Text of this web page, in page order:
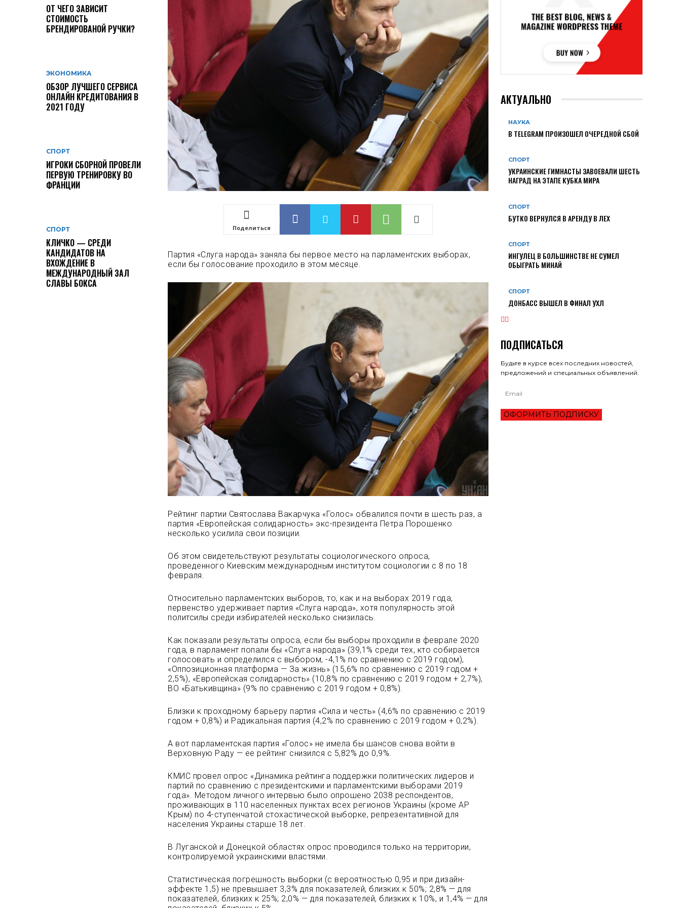
ОТ ЧЕГО ЗАВИСИТ
СТОИМОСТЬ
БРЕНДИРОВАНОЙ РУЧКИ?
ЭКОНОМИКА
ОБЗОР ЛУЧШЕГО СЕРВИСА
ОНЛАЙН КРЕДИТОВАНИЯ В
2021 ГОДУ
СПОРТ
ИГРОКИ СБОРНОЙ ПРОВЕЛИ
ПЕРВУЮ ТРЕНИРОВКУ ВО
ФРАНЦИИ
СПОРТ
КЛИЧКО — СРЕДИ
КАНДИДАТОВ НА
ВХОЖДЕНИЕ В
МЕЖДУНАРОДНЫЙ ЗАЛ
СЛАВЫ БОКСА
Поделиться
Партия «Слуга народа» заняла бы первое место на парламентских выборах,
если бы голосование проходило в этом месяце.
Рейтинг партии Святослава Вакарчука «Голос» обвалился почти в шесть раз, а
партия «Европейская солидарность» экс-президента Петра Порошенко
несколькоусилила свои позиции.
Об этом свидетельствуют результаты социологического опроса,
проведенного Киевским международным институтом социологии с 8 по 18
февраля.
Относительно парламентских выборов, то, как и на выборах 2019 года,
первенство удерживает партия «Слуга народа», хотя популярность этой
политсилы среди избирателей несколько снизилась.
Как показали результаты опроса, если бы выборы проходили в феврале 2020
года, в парламент попали бы «Слуга народа» (39,1% среди тех, кто собирается
голосовать и определился с выбором, -4,1% по сравнению с 2019 годом),
«Оппозиционная платформа — За жизнь» (15,6% по сравнению с 2019 годом +
2,5%), «Европейская солидарность» (10,8% по сравнению с 2019 годом + 2,7%),
ВО «Батькивщина» (9% по сравнению с 2019 годом + 0,8%).
Близки к проходному барьеру партия «Сила и честь» (4,6% по сравнению с 2019
годом + 0,8%) и Радикальная партия (4,2% по сравнению с 2019 годом + 0,2%).
А вот парламентская партия «Голос» не имела бы шансов снова войти в
Верховную Раду — ее рейтинг снизился с 5,82% до 0,9%.
КМИС провел опрос «Динамика рейтинга поддержки политических лидеров и
партий по сравнению с президентскими и парламентскими выборами 2019
года». Методом личного интервью было опрошено 2038 респондентов,
проживающих в 110 населенных пунктах всех регионов Украины (кроме АР
Крым) по 4-ступенчатой стохастической выборке, репрезентативной для
населения Украины старше 18 лет.
В Луганской и Донецкой областях опрос проводился только на территории,
контролируемой украинскими властями.
Статистическая погрешность выборки (с вероятностью 0,95 и при дизайн-
эффекте 1,5) не превышает 3,3% для показателей, близких к 50%; 2,8% — для
показателей, близких к 25%; 2,0% — для показателей, близких к 10%, и 1,4% — для
АКТУАЛЬНО
НАУКА
В TELEGRAM ПРОИЗОШЕЛ ОЧЕРЕДНОЙ СБОЙ
СПОРТ
УКРАИНСКИЕ ГИМНАСТЫ ЗАВОЕВАЛИ ШЕСТЬ
НАГРАД НА ЭТАПЕ КУБКА МИРА
СПОРТ
БУТКО ВЕРНУЛСЯ В АРЕНДУ В ЛЕХ
СПОРТ
ИНГУЛЕЦ В БОЛЬШИНСТВЕ НЕ СУМЕЛ
ОБЫГРАТЬ МИНАЙ
СПОРТ
ДОНБАСС ВЫШЕЛ В ФИНАЛ УХЛ
ПОДПИСАТЬСЯ
Будьте в курсе всех последних новостей,
предложений и специальных объявлений.
ОФОРМИТЬ ПОДПИСКУ